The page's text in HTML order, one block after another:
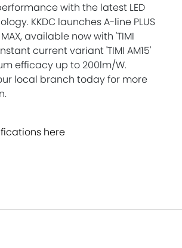
with the latest LED
KKDC launches A-line PLUS
available now with 'TIMI
current variant 'TIMI AM15'
efficacy up to 200lm/W.
local branch today for more
here